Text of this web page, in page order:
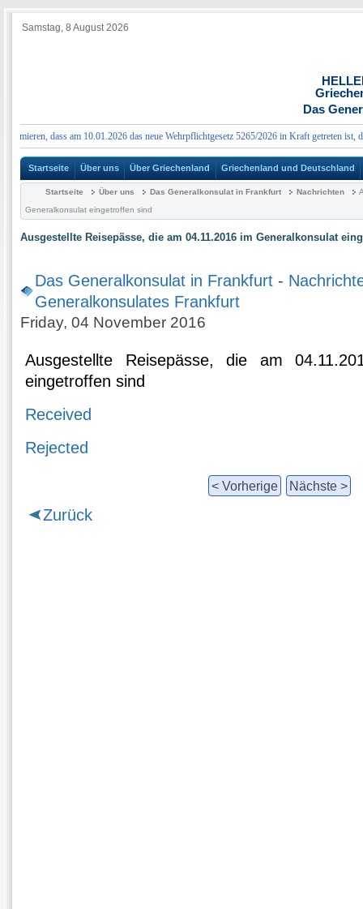
Samstag, 8 August 2026
Das
dass am 10.01.2026 das neue Wehrpflichtgesetz 5265/2026 in Kraft getreten ist,
Startseite Über uns Über Griechenland Griechenland und Deutschland
Startseite Über uns Das Generalkonsulat in Frankfurt Nachrichten
Generalkonsulat eingetroffen sind
Ausgestellte Reisepässe, die am 04.11.2016 im Generalkonsulat
Das Generalkonsulat in Frankfurt -
Generalkonsulates Frankfurt
Friday, 04 November 2016
Ausgestellte Reisepässe, die am
eingetroffen sind
Received
Rejected
< Vorherige Nächste >
Zurück